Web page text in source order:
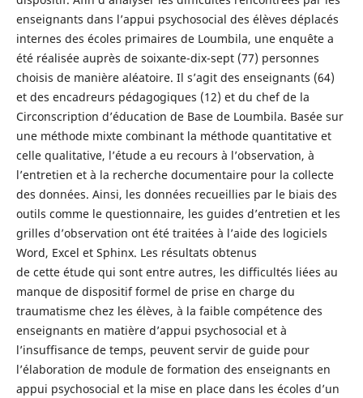
enseignants dans l’appui psychosocial des élèves déplacés
internes des écoles primaires de Loumbila, une enquête a
été réalisée auprès de soixante-dix-sept (77) personnes
choisis de manière aléatoire. Il s’agit des enseignants (64)
et des encadreurs pédagogiques (12) et du chef de la
Circonscription d’éducation de Base de Loumbila. Basée sur
une méthode mixte combinant la méthode quantitative et
celle qualitative, l’étude a eu recours à l’observation, à
l’entretien et à la recherche documentaire pour la collecte
des données. Ainsi, les données recueillies par le biais des
outils comme le questionnaire, les guides d’entretien et les
grilles d’observation ont été traitées à l’aide des logiciels
Word, Excel et Sphinx. Les résultats obtenus
de cette étude qui sont entre autres, les difficultés liées au
manque de dispositif formel de prise en charge du
traumatisme chez les élèves, à la faible compétence des
enseignants en matière d’appui psychosocial et à
l’insuffisance de temps, peuvent servir de guide pour
l’élaboration de module de formation des enseignants en
appui psychosocial et la mise en place dans les écoles d’un